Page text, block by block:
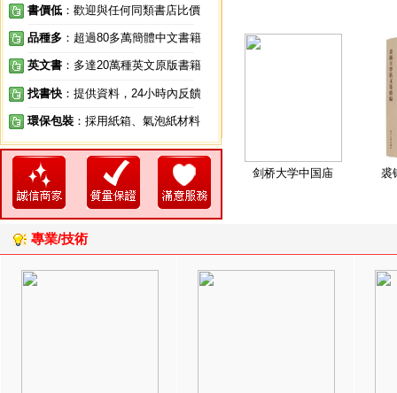
書價低 ：歡迎與任何同類書店比價
品種多 ：超過80多萬簡體中文書籍
英文書 ：多達20萬種英文原版書籍
找書快 ：提供資料，24小時內反饋
環保包裝 ：採用紙箱、氣泡紙材料
剑桥大学中国庙 裘
專業/技術